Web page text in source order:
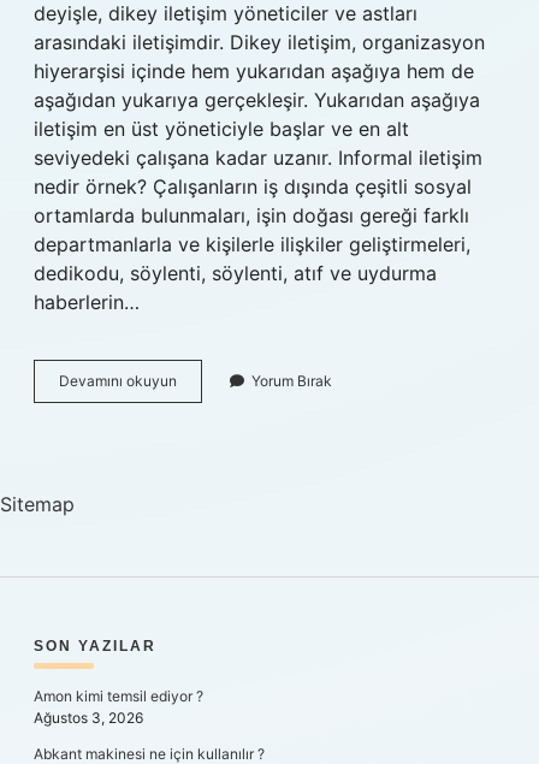
deyişle, dikey iletişim yöneticiler ve astları
arasındaki iletişimdir. Dikey iletişim, organizasyon
hiyerarşisi içinde hem yukarıdan aşağıya hem de
aşağıdan yukarıya gerçekleşir. Yukarıdan aşağıya
iletişim en üst yöneticiyle başlar ve en alt
seviyedeki çalışana kadar uzanır. Informal iletişim
nedir örnek? Çalışanların iş dışında çeşitli sosyal
ortamlarda bulunmaları, işin doğası gereği farklı
departmanlarla ve kişilerle ilişkiler geliştirmeleri,
dedikodu, söylenti, söylenti, atıf ve uydurma
haberlerin…
Devamını okuyun
Iletişim
Yorum Bırak
Sitemap
SIDEBAR
SON YAZILAR
Amon kimi temsil ediyor ?
Ağustos 3, 2026
Abkant makinesi ne için kullanılır ?